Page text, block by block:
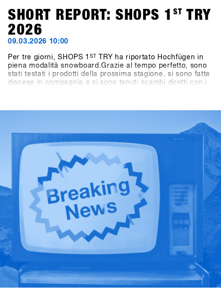
SHORT REPORT: SHOPS 1 ST TRY
2026
09.03.2026 10:00
Per tre giorni, SHOPS 1ST
TRY ha riportato Hochfügen in
piena modalità snowboard.Grazie al tempo perfetto, sono
stati testati i prodotti della prossima stagione, si sono fatte
discese in compagnia e si sono tenuti scambi diretti con i
dalla montagna le attività sono proseguite: dai giochi nei
pub al BAWA ai DJ set al Kosis e ai rilassanti After Shred
Gatherings, le giornate si sono concluse naturalmente in
compagnia.In totale, hanno partecipato 1.461 persone
provenienti da oltre 30 paesi, tra cui 265 negozi.Scopri i
momenti salienti nella Galleria storica di SHOPS 1
TRY.SHOPS 1 STTRY torna a Hochfügen dal 17 al 19
gennaio 2027.